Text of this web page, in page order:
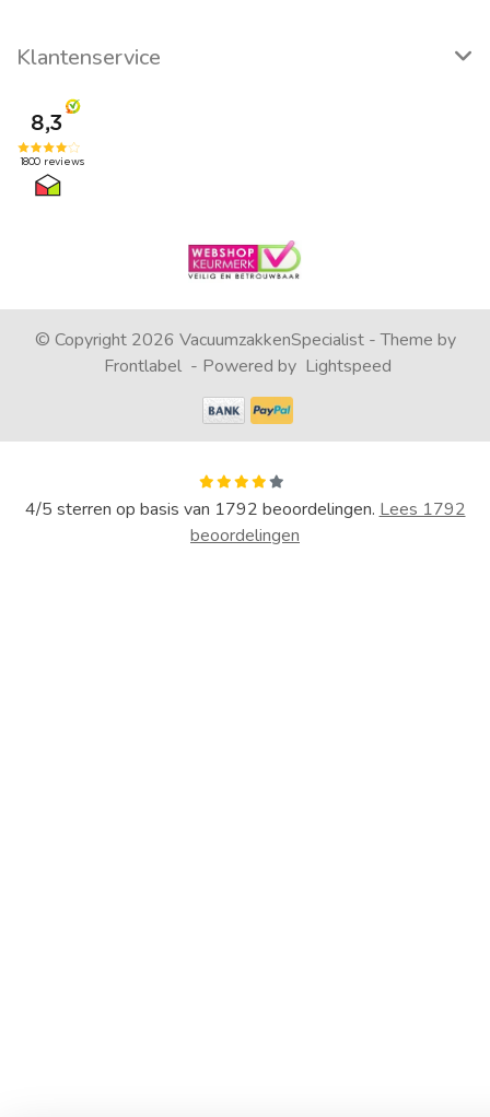
Klantenservice
© Copyright 2026 VacuumzakkenSpecialist - Theme by
Frontlabel - Powered by Lightspeed
4/5 sterren op basis van 1792 beoordelingen. Lees 1792
beoordelingen